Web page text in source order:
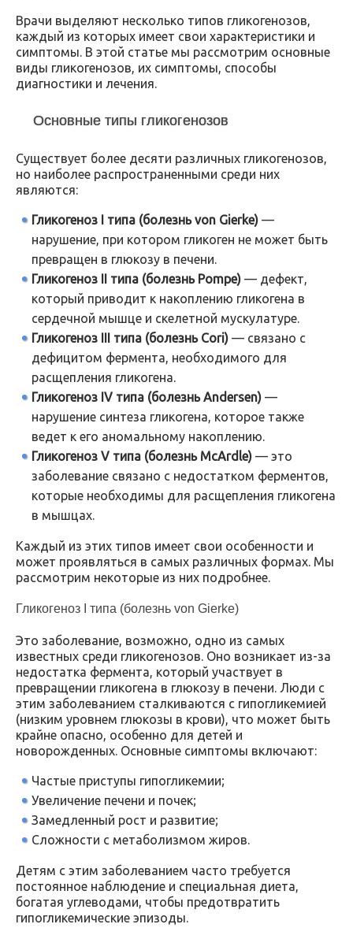
Врачи выделяют несколько типов гликогенозов,
каждый из которых имеет свои характеристики и
симптомы. В этой статье мы рассмотрим основные
виды гликогенозов, их симптомы, способы
диагностики и лечения.
Основные типы гликогенозов
Существует более десяти различных гликогенозов,
но наиболее распространенными среди них
являются:
Гликогеноз I типа (болезнь von Gierke) —
нарушение, при котором гликоген не может быть
превращен в глюкозу в печени.
Гликогеноз II типа (болезнь Pompe) — дефект,
который приводит к накоплению гликогена в
сердечной мышце и скелетной мускулатуре.
Гликогеноз III типа (болезнь Cori) — связано с
дефицитом фермента, необходимого для
расщепления гликогена.
Гликогеноз IV типа (болезнь Andersen) —
нарушение синтеза гликогена, которое также
ведет к его аномальному накоплению.
Гликогеноз V типа (болезнь McArdle) — это
заболевание связано с недостатком ферментов,
которые необходимы для расщепления гликогена
в мышцах.
Каждый из этих типов имеет свои особенности и
может проявляться в самых различных формах. Мы
рассмотрим некоторые из них подробнее.
Гликогеноз I типа (болезнь von Gierke)
Это заболевание, возможно, одно из самых
известных среди гликогенозов. Оно возникает из-за
недостатка фермента, который участвует в
превращении гликогена в глюкозу в печени. Люди с
этим заболеванием сталкиваются с гипогликемией
(низким уровнем глюкозы в крови), что может быть
крайне опасно, особенно для детей и
новорожденных. Основные симптомы включают:
Частые приступы гипогликемии;
Увеличение печени и почек;
Замедленный рост и развитие;
Сложности с метаболизмом жиров.
Детям с этим заболеванием часто требуется
постоянное наблюдение и специальная диета,
богатая углеводами, чтобы предотвратить
гипогликемические эпизоды.